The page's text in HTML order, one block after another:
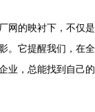
网的映衬下，不仅是
。它提醒我们，在全
业，总能找到自己的